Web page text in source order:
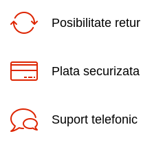
Posibilitate retur
Plata securizata
Suport telefonic